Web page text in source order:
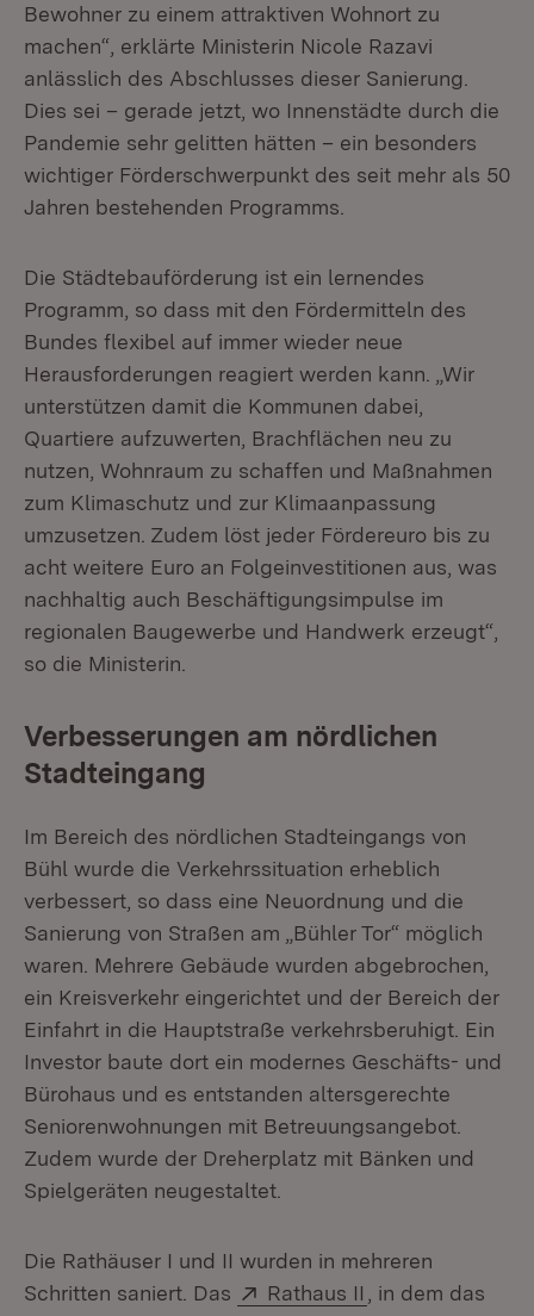
Bewohner zu einem attraktiven Wohnort zu
machen“, erklärte Ministerin Nicole Razavi
anlässlich des Abschlusses dieser Sanierung.
Dies sei – gerade jetzt, wo Innenstädte durch die
Pandemie sehr gelitten hätten – ein besonders
wichtiger Förderschwerpunkt des seit mehr als 50
Jahren bestehenden Programms.
Die Städtebauförderung ist ein lernendes
Programm, so dass mit den Fördermitteln des
Bundes flexibel auf immer wieder neue
Herausforderungen reagiert werden kann. „Wir
unterstützen damit die Kommunen dabei,
Quartiere aufzuwerten, Brachflächen neu zu
nutzen, Wohnraum zu schaffen und Maßnahmen
zum Klimaschutz und zur Klimaanpassung
umzusetzen. Zudem löst jeder Fördereuro bis zu
acht weitere Euro an Folgeinvestitionen aus, was
nachhaltig auch Beschäftigungsimpulse im
regionalen Baugewerbe und Handwerk erzeugt“,
so die Ministerin.
Verbesserungen am nördlichen
Stadteingang
Im Bereich des nördlichen Stadteingangs von
Bühl wurde die Verkehrssituation erheblich
verbessert, so dass eine Neuordnung und die
Sanierung von Straßen am „Bühler Tor“ möglich
waren. Mehrere Gebäude wurden abgebrochen,
ein Kreisverkehr eingerichtet und der Bereich der
Einfahrt in die Hauptstraße verkehrsberuhigt. Ein
Investor baute dort ein modernes Geschäfts- und
Bürohaus und es entstanden altersgerechte
Seniorenwohnungen mit Betreuungsangebot.
Zudem wurde der Dreherplatz mit Bänken und
Spielgeräten neugestaltet.
Die Rathäuser I und II wurden in mehreren
Schritten saniert. Das
Extern:
Rathaus II (Öffnet in
, in dem das